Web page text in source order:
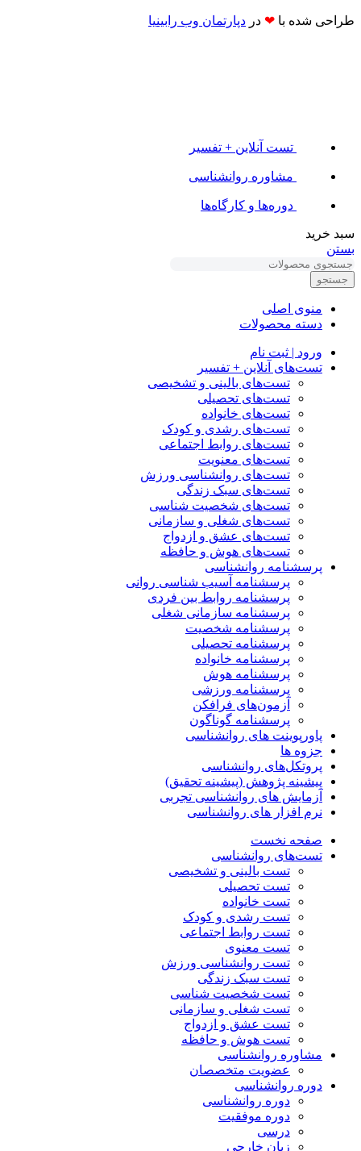
طراحی شده با ❤ در دپارتمان وب رابینیا​​
تست آنلاین + تفسیر
مشاوره روانشناسی
دوره‌ها و کارگاه‌ها
سبد خرید
بستن
جستجو
منوی اصلی
دسته محصولات
ورود | ثبت نام
تست‌های آنلاین + تفسیر
تست‌های بالینی و تشخیصی
تست‌های تحصیلی
تست‌های خانواده
تست‌های رشدی و کودک
تست‌های روابط اجتماعی
تست‌های معنویت
تست‌های روانشناسی ورزش
تست‌های سبک زندگی
تست‌های شخصیت شناسی
تست‌های شغلی و سازمانی
تست‌های عشق و ازدواج
تست‌های هوش و حافظه
پرسشنامه روانشناسی
پرسشنامه آسیب شناسی روانی
پرسشنامه روابط بین فردی
پرسشنامه سازمانی شغلی
پرسشنامه شخصیت
پرسشنامه تحصیلی
پرسشنامه خانواده
پرسشنامه هوش
پرسشنامه ورزشی
آزمون‌های فرافکن
پرسشنامه گوناگون
پاورپوینت های روانشناسی
جزوه ها
پروتکل‌های روانشناسی
پیشینه پژوهش (پیشینه تحقیق)
آزمایش های روانشناسی تجربی
نرم افزار های روانشناسی
صفحه نخست
تست‌های روانشناسی
تست بالینی و تشخیصی
تست تحصیلی
تست خانواده
تست رشدی و کودک
تست روابط اجتماعی
تست معنوی
تست روانشناسی ورزش
تست سبک زندگی
تست شخصیت شناسی
تست شغلی و سازمانی
تست عشق و ازدواج
تست هوش و حافظه
مشاوره روانشناسی
عضویت متخصصان
دوره روانشناسی
دوره روانشناسی
دوره موفقیت
درسی
زبان خارجی